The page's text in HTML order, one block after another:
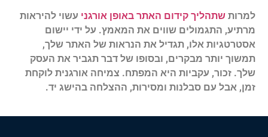
למרות שתהליך קידום האתר באופן אורגני עשוי להיראות
מרתיע, התגמולים שווים את המאמץ. על ידי יישום
אסטרטגיות אלו, תגדיל את הנראות של האתר שלך,
תמשוך יותר מבקרים, ובסופו של דבר תגביר את העסק
שלך. זכור, עקביות היא המפתח. צמיחה אורגנית לוקחת
זמן, אבל עם סבלנות ומסירות, ההצלחה בהישג יד.